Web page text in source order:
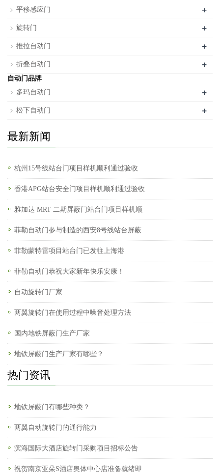
平移感应门
+
旋转门 +
推拉自动门 +
折叠自动门 +
自动门品牌
多玛自动门
+
松下自动门 +
最新新闻
杭州15号线站台门项目样机顺利通过验收
香港APG站台安全门项目样机顺利通过验收
雅加达 MRT 二期屏蔽门站台门项目样机顺
菲勒自动门参与制造的西安8号线站台屏蔽
菲勒蒙特雷项目站台门已发往上海港
菲勒自动门恭祝大家新年快乐安康！
自动旋转门厂家
两翼旋转门在使用过程中噪音处理方法
国内地铁屏蔽门生产厂家
地铁屏蔽门生产厂家有哪些？
热门资讯
地铁屏蔽门有哪些种类？
两翼自动旋转门的通行能力
滨海国际大酒店旋转门采购项目招标公告
祝贺南京亚朵S酒店奥体中心店准备就绪即